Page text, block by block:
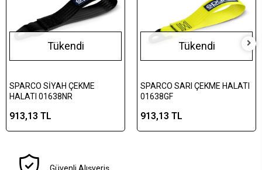
Tükendi
SPARCO SİYAH ÇEKME
HALATI 01638NR
913,13 TL
Tükendi
SPARCO SARI ÇEKME HALATI
01638GF
913,13 TL
Güvenli Alışveriş